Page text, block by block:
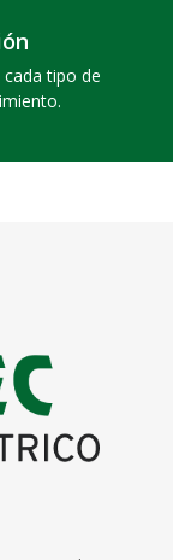
cada tipo de